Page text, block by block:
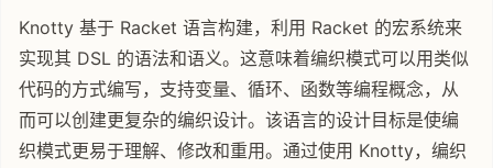
Knotty 基于 Racket 语言构建，利用 Racket 的宏系统来
实现其 DSL 的语法和语义。这意味着编织模式可以用类似
代码的方式编写，支持变量、循环、函数等编程概念，从
而可以创建更复杂的编织设计。该语言的设计目标是使编
织模式更易于理解、修改和重用。通过使用 Knotty，编织